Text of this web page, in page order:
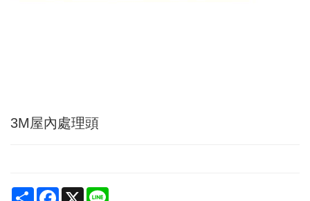
3M屋內處理頭
Share Facebook
X